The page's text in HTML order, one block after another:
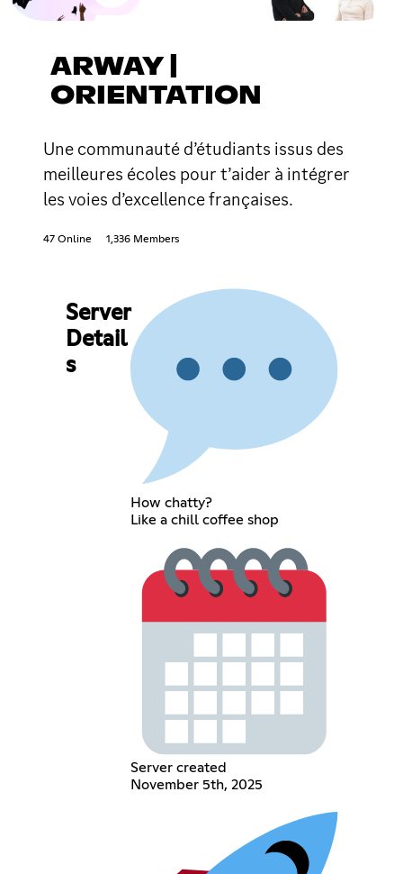
ARWAY |
ORIENTATION
Une communauté d’étudiants issus des
meilleures écoles pour t’aider à intégrer
les voies d’excellence françaises.
47 Online 1,336 Members
Server
Detail
s
How chatty?
Like a chill coffee shop
Server created
November 5th, 2025